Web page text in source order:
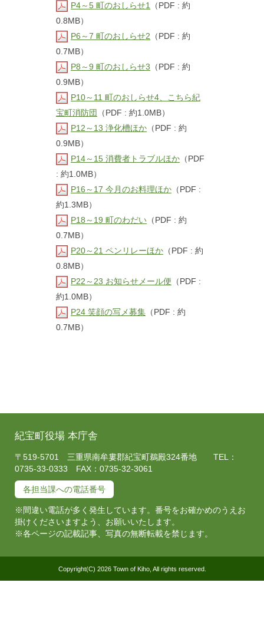
P4～5 町のおしらせ1 （PDF : 約
0.8MB）
P6～7 町のおしらせ2 （PDF : 約
0.7MB）
P8～9 町のおしらせ3 （PDF : 約
0.9MB）
P10～11 町のおしらせ4、こちら紀
宝町消防団
（PDF : 約1.0MB）
P12～13 浄化槽ほか （PDF : 約
0.9MB）
P14～15 消費者トラブルほか （PDF
: 約1.0MB）
P16～17 今月のお料理ほか （PDF :
約1.3MB）
P18～19 町のわだい （PDF : 約
0.7MB）
P20～21 ペンリレーほか （PDF : 約
0.8MB）
P22～23 お知らせメール便 （PDF :
約1.0MB）
P24 笑顔の写メ募集 （PDF : 約
0.7MB）
紀宝町役場 本庁舎
〒519-5701 三重県南牟婁郡紀宝町鵜殿324番地 TEL：
0735-33-0333 FAX：0735-32-3061
各担当課への電話番号
※間違い電話が多く発生しています。番号をお確かめのうえお
掛けくださいますよう、お願いいたします。
※各ページの記載記事、写真の無断転載を禁じます。
Copyright(C) 2026 Town of Kiho, All rights reserved.